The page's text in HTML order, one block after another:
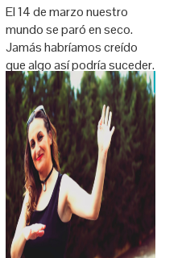
El 14 de marzo nuestro
mundo se paró en seco.
Jamás habríamos creído
que algo así podría suceder.
Todavía nos parece una
pesadilla. Aún hoy parece
que no es cierto. Teníamos
una vida. Teníamos unos
planes. Sueños, objetivos.
Historias que comenzaban.
Algunas incluso suponían